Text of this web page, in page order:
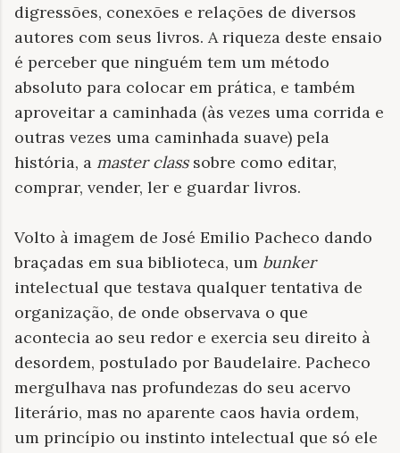
digressões, conexões e relações de diversos
autores com seus livros. A riqueza deste ensaio
é perceber que ninguém tem um método
absoluto para colocar em prática, e também
aproveitar a caminhada (às vezes uma corrida e
outras vezes uma caminhada suave) pela
história, a master classsobre como editar,
comprar, vender, ler e guardar livros.
Volto à imagem de José Emilio Pacheco dando
braçadas em sua biblioteca, um bunker
intelectual que testava qualquer tentativa de
organização, de onde observava o que
acontecia ao seu redor e exercia seu direito à
desordem, postulado por Baudelaire. Pacheco
mergulhava nas profundezas do seu acervo
literário, mas no aparente caos havia ordem,
um princípio ou instinto intelectual que só ele